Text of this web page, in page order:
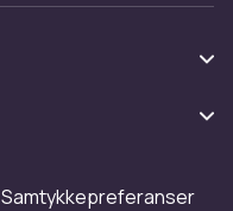
Samtykkepreferanser